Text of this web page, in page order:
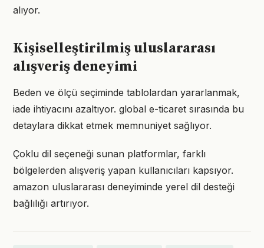
alıyor.
Kişiselleştirilmiş uluslararası
alışveriş deneyimi
Beden ve ölçü seçiminde tablolardan yararlanmak,
iade ihtiyacını azaltıyor. global e-ticaret sırasında bu
detaylara dikkat etmek memnuniyet sağlıyor.
Çoklu dil seçeneği sunan platformlar, farklı
bölgelerden alışveriş yapan kullanıcıları kapsıyor.
amazon uluslararası deneyiminde yerel dil desteği
bağlılığı artırıyor.